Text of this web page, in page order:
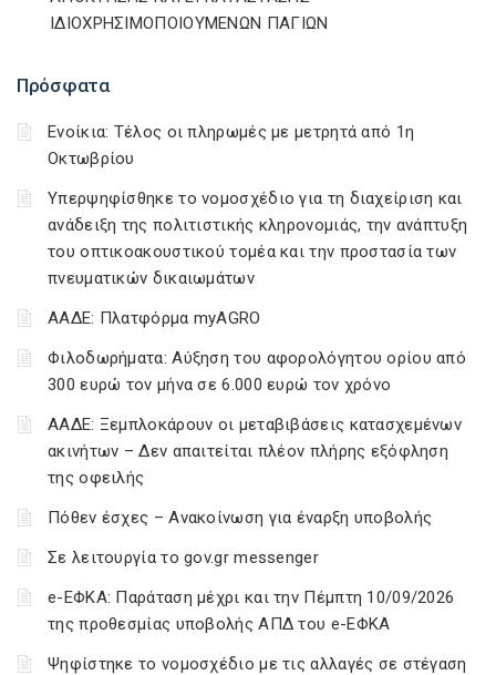
Πρόσφατα
Ενοίκια: Τέλος οι πληρωμές με μετρητά από 1η
Οκτωβρίου
Υπερψηφίσθηκε το νομοσχέδιο για τη διαχείριση και
ανάδειξη της πολιτιστικής κληρονομιάς, την ανάπτυξη
του οπτικοακουστικού τομέα και την προστασία των
πνευματικών δικαιωμάτων
ΑΑΔΕ: Πλατφόρμα myAGRO
Φιλοδωρήματα: Αύξηση του αφορολόγητου ορίου από
300 ευρώ τον μήνα σε 6.000 ευρώ τον χρόνο
ΑΑΔΕ: Ξεμπλοκάρουν οι μεταβιβάσεις κατασχεμένων
ακινήτων – Δεν απαιτείται πλέον πλήρης εξόφληση
της οφειλής
Πόθεν έσχες – Ανακοίνωση για έναρξη υποβολής
Σε λειτουργία το gov.gr messenger
e-ΕΦΚΑ: Παράταση μέχρι και την Πέμπτη 10/09/2026
της προθεσμίας υποβολής ΑΠΔ του e-ΕΦΚΑ
Ψηφίστηκε το νομοσχέδιο με τις αλλαγές σε στέγαση
ΙΔΙΟΧΡΗΣΙΜΟΠΟΙΟΥΜΕΝΩΝ ΠΑΓΙΩΝ